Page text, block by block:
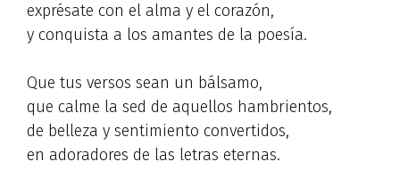
exprésate con el alma y el corazón,
y conquista a los amantes de la poesía.
Que tus versos sean un bálsamo,
que calme la sed de aquellos hambrientos,
de belleza y sentimiento convertidos,
en adoradores de las letras eternas.